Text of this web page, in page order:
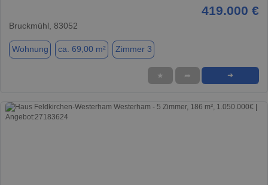
419.000 €
Bruckmühl, 83052
Wohnung ca. 69,00 m² Zimmer 3
★ ➦ ➜